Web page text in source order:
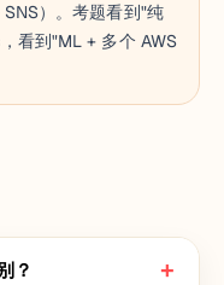
）。考题看到"纯
看到"ML + 多个 AWS
？ +